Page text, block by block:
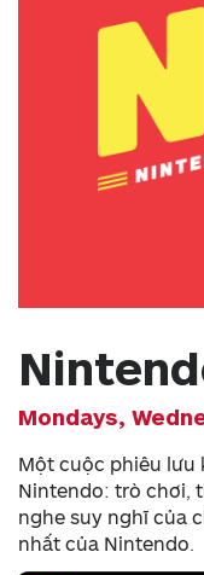
Mondays,
Một cuộc phiêu lưu
Nintendo: trò chơi,
nghe suy nghĩ của
nhất của Nintendo.